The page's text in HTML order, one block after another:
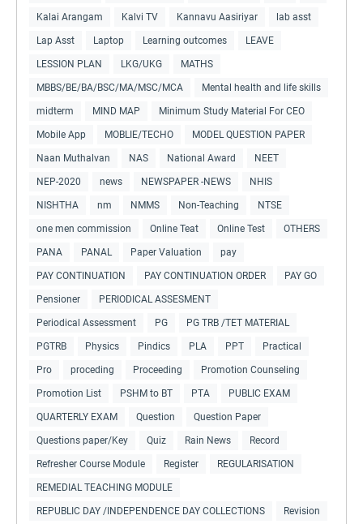
Kalai Arangam Kalvi TV Kannavu Aasiriyar lab asst
Lap Asst Laptop Learning outcomes LEAVE
LESSION PLAN LKG/UKG MATHS
MBBS/BE/BA/BSC/MA/MSC/MCA Mental health and life skills
midterm MIND MAP Minimum Study Material For CEO
Mobile App MOBLIE/TECHO MODEL QUESTION PAPER
Naan Muthalvan NAS National Award NEET
NEP-2020 news NEWSPAPER -NEWS NHIS
NISHTHA nm NMMS Non-Teaching NTSE
one men commission Online Teat Online Test OTHERS
PANA PANAL Paper Valuation pay
PAY CONTINUATION PAY CONTINUATION ORDER PAY GO
Pensioner PERIODICAL ASSESMENT
Periodical Assessment PG PG TRB /TET MATERIAL
PGTRB Physics Pindics PLA PPT Practical
Pro proceding Proceeding Promotion Counseling
Promotion List PSHM to BT PTA PUBLIC EXAM
QUARTERLY EXAM Question Question Paper
Questions paper/Key Quiz Rain News Record
Refresher Course Module Register REGULARISATION
REMEDIAL TEACHING MODULE
REPUBLIC DAY /INDEPENDENCE DAY COLLECTIONS Revision